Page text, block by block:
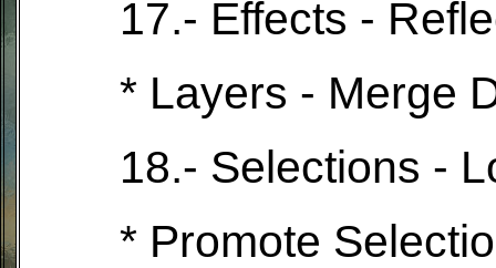
17.- Effects -
* Layers - Merge
18.- Selections -
* Promote